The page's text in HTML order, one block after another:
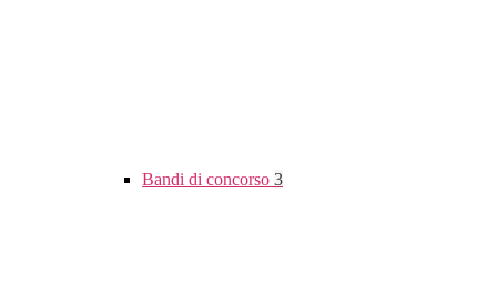
Bandi di concorso 3